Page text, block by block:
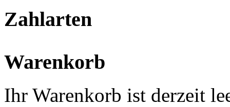
Zahlarten
Warenkorb
Ihr Warenkorb ist derzeit